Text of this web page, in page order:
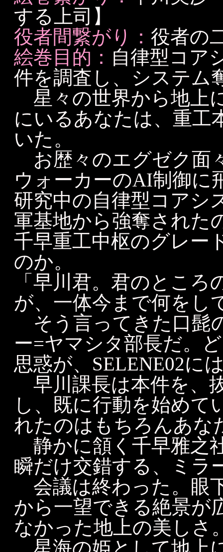
する上司】
役者間繋がり： 役者の
絵巻目的： 自律型コア
件を調査し、システム
星々の世界から地上
にいるあなたは、重工
いた。
お歴々のエグゼク面
ウォーカーのAI制御に
研究中の自律型コアシ
軍基地から強奪された
千早重工中枢のグレー
のか。
「早川君。君のとこ
が、一体今まで何をし
そう言ってきた口髭
ー=ヤマシタ部長だ。
思惑が、SELENE02に
早川課長は本件を、
し、既に行動を始めて
れたのはもちろんあな
静かに頷く千早雅之
瞬だけ交錯する、ミラ
会議は終わった。眼
から一望できる絶景が
なかった地上の美しさ